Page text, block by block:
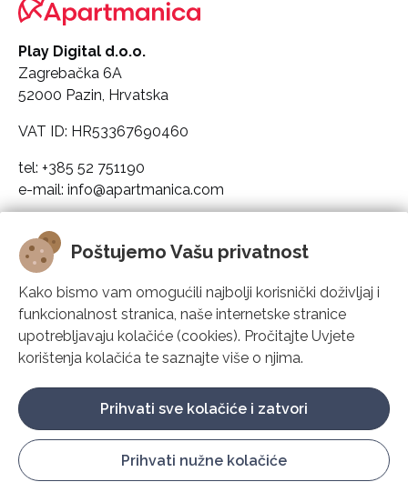
Poštujemo Vašu privatnost
Kako bismo vam omogućili najbolji korisnički doživljaj i
funkcionalnost stranica, naše internetske stranice
upotrebljavaju kolačiće (cookies). Pročitajte Uvjete
korištenja kolačića te saznajte više o njima.
Prihvati nužne kolačiće
Prihvati sve kolačiće i zatvori
Play Digital d.o.o.
Zagrebačka 6A
52000 Pazin, Hrvatska
VAT ID: HR53367690460
tel: +385 52 751190
e-mail: info@apartmanica.com
Apartmanica
Rješenje
Podrška